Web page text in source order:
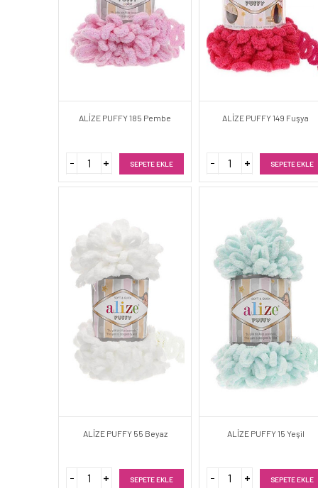
ALİZE PUFFY 185 Pembe
SEPETE EKLE
ALİZE PUFFY 149 Fuşya
SEPETE EKLE
ALİZE PUFFY 55 Beyaz
SEPETE EKLE
ALİZE PUFFY 15 Yeşil
SEPETE EKLE